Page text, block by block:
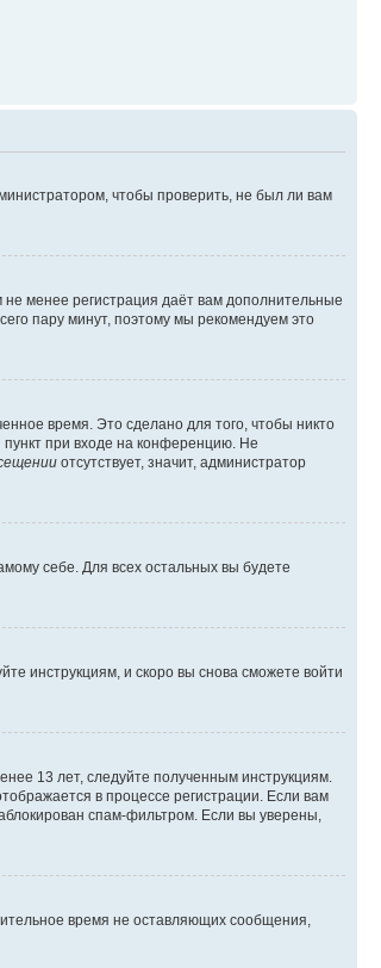
чтобы проверить, не был ли вам
менее регистрация даёт вам дополнительные
пару минут, поэтому мы рекомендуем это
время. Это сделано для того, чтобы никто
пункт при входе на конференцию. Не
отсутствует, значит, администратор
себе. Для всех остальных вы будете
инструкциям, и скоро вы снова сможете войти
13 лет, следуйте полученным инструкциям.
в процессе регистрации. Если вам
спам-фильтром. Если вы уверены,
время не оставляющих сообщения,